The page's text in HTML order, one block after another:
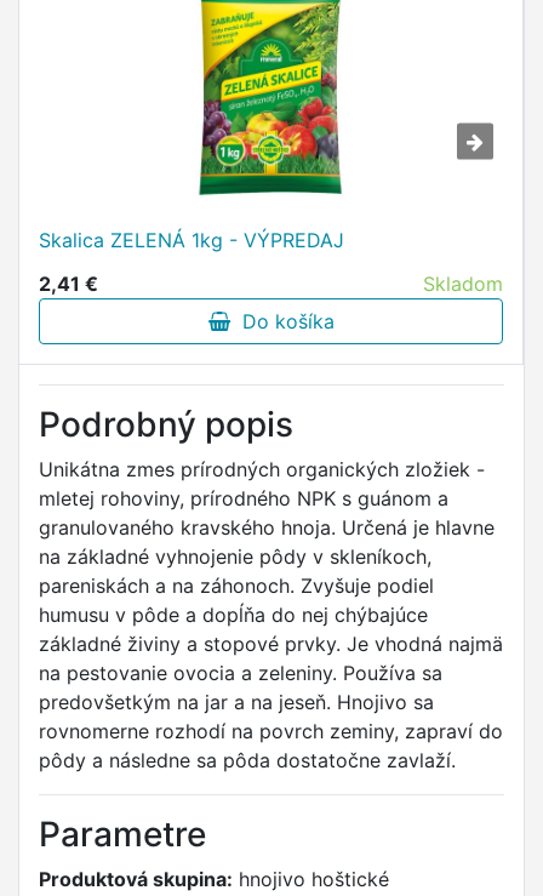
Skalica ZELENÁ 1kg - VÝPREDAJ
2,41 €
Skladom
Do košíka
Podrobný popis
Unikátna zmes prírodných organických zložiek -
mletej rohoviny, prírodného NPK s guánom a
granulovaného kravského hnoja. Určená je hlavne
na základné vyhnojenie pôdy v skleníkoch,
pareniskách a na záhonoch. Zvyšuje podiel
humusu v pôde a dopĺňa do nej chýbajúce
základné živiny a stopové prvky. Je vhodná najmä
na pestovanie ovocia a zeleniny. Používa sa
predovšetkým na jar a na jeseň. Hnojivo sa
rovnomerne rozhodí na povrch zeminy, zapraví do
pôdy a následne sa pôda dostatočne zavlaží.
Parametre
Produktová skupina: hnojivo hoštické